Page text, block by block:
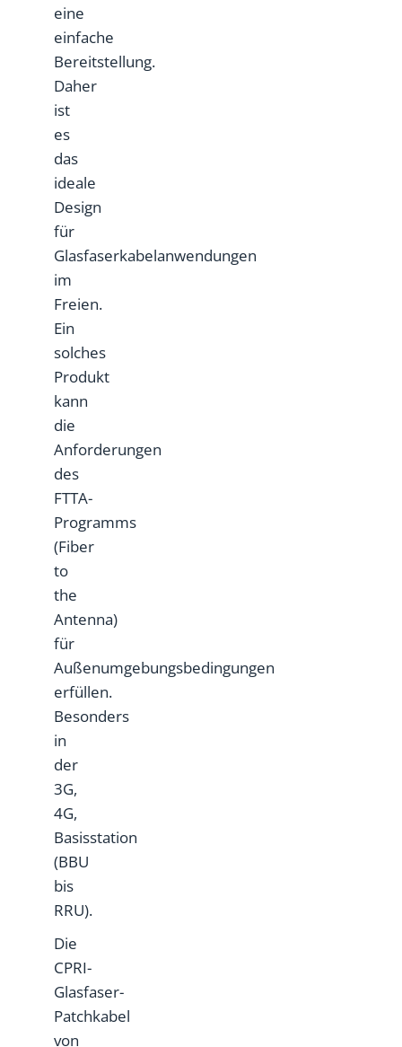
eine
einfache
Bereitstellung.
Daher
ist
es
das
ideale
Design
für
Glasfaserkabelanwendungen
im
Freien.
Ein
solches
Produkt
kann
die
Anforderungen
des
FTTA-
Programms
(Fiber
to
the
Antenna)
für
Außenumgebungsbedingungen
erfüllen.
Besonders
in
der
3G,
4G,
Basisstation
(BBU
bis
RRU).
Die
CPRI-
Glasfaser-
Patchkabel
von